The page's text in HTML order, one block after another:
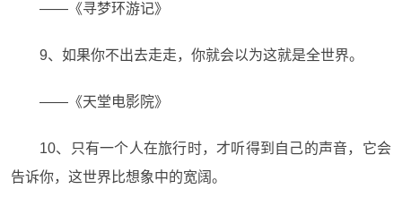
——《寻梦环游记》
9、如果你不出去走走，你就会以为这就是全世界。
——《天堂电影院》
10、只有一个人在旅行时，才听得到自己的声音，它会
告诉你，这世界比想象中的宽阔。